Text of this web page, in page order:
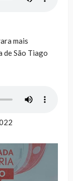
mais
de São Tiago